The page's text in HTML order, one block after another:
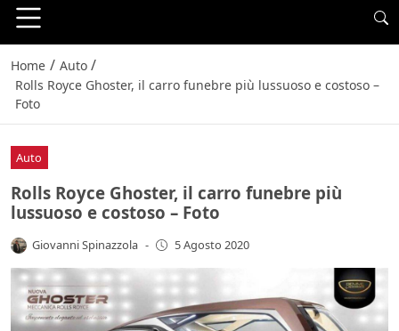
Home / Auto /
Rolls Royce Ghoster, il carro funebre più lussuoso e costoso –
Foto
Auto
Rolls Royce Ghoster, il carro funebre più
lussuoso e costoso – Foto
Giovanni Spinazzola - 5 Agosto 2020